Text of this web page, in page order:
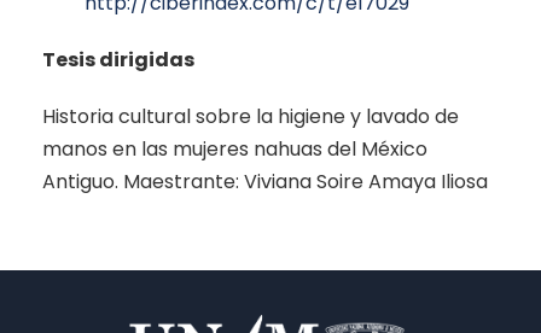
Tesis dirigidas
Historia cultural sobre la higiene y lavado de
manos en las mujeres nahuas del México
Antiguo. Maestrante: Viviana Soire Amaya Iliosa